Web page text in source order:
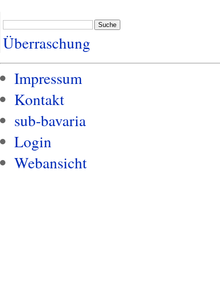
Suche
Überraschung
Impressum
Kontakt
sub-bavaria
Login
Webansicht